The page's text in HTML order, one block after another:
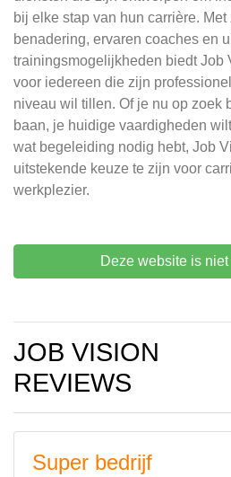
bij elke stap van hun carrière.
benadering, ervaren coaches en
trainingsmogelijkheden biedt Job
voor iedereen die zijn
niveau wil tillen. Of je nu op zoek
baan, je huidige vaardigheden
wat begeleiding nodig hebt, Job
uitstekende keuze te zijn voor
werkplezier.
Deze website is
JOB VISION
REVIEWS
Super bedrijf